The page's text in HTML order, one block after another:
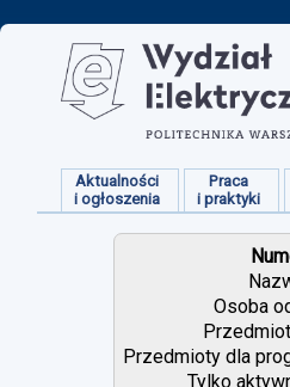
Aktualności
i ogłoszenia
Praca
i praktyki
Osoba
Przedmioty dla
Tylko